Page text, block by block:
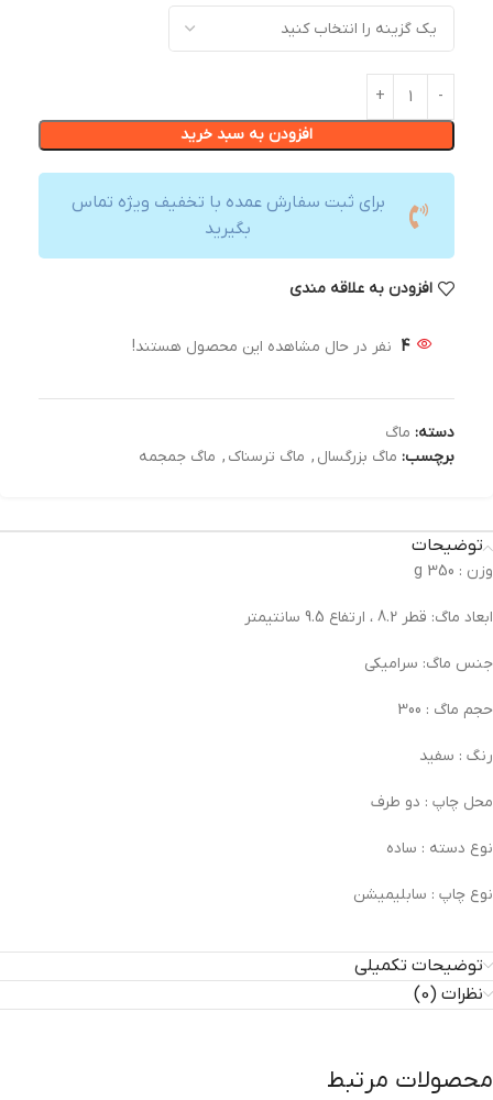
افزودن به سبد خرید
برای ثبت سفارش عمده با تخفیف ویژه تماس
بگیرید
افزودن به علاقه مندی
4 نفر در حال مشاهده این محصول هستند!
دسته: ماگ
برچسب: ماگ بزرگسال , ماگ ترسناک , ماگ جمجمه
توضیحات
وزن : 350 g
ابعاد ماگ: قطر 8.2 ، ارتفاع 9.5 سانتیمتر
جنس ماگ: سرامیکی
حجم ماگ : 300
رنگ : سفید
محل چاپ : دو طرف
نوع دسته : ساده
نوع چاپ : سابلیمیشن
توضیحات تکمیلی
نظرات (0)
محصولات مرتبط